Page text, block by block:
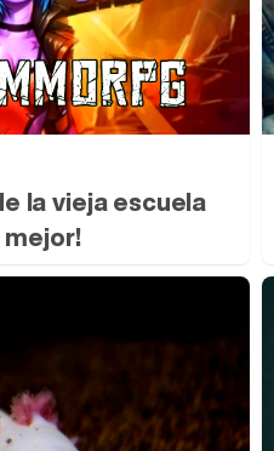
la vieja escuela
mejor!